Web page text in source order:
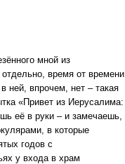
мной из
время от времени
ней, впрочем, нет – такая
«Привет из Иерусалима:
её в руки – и замечаешь,
в которые
годов с
у входа в храм